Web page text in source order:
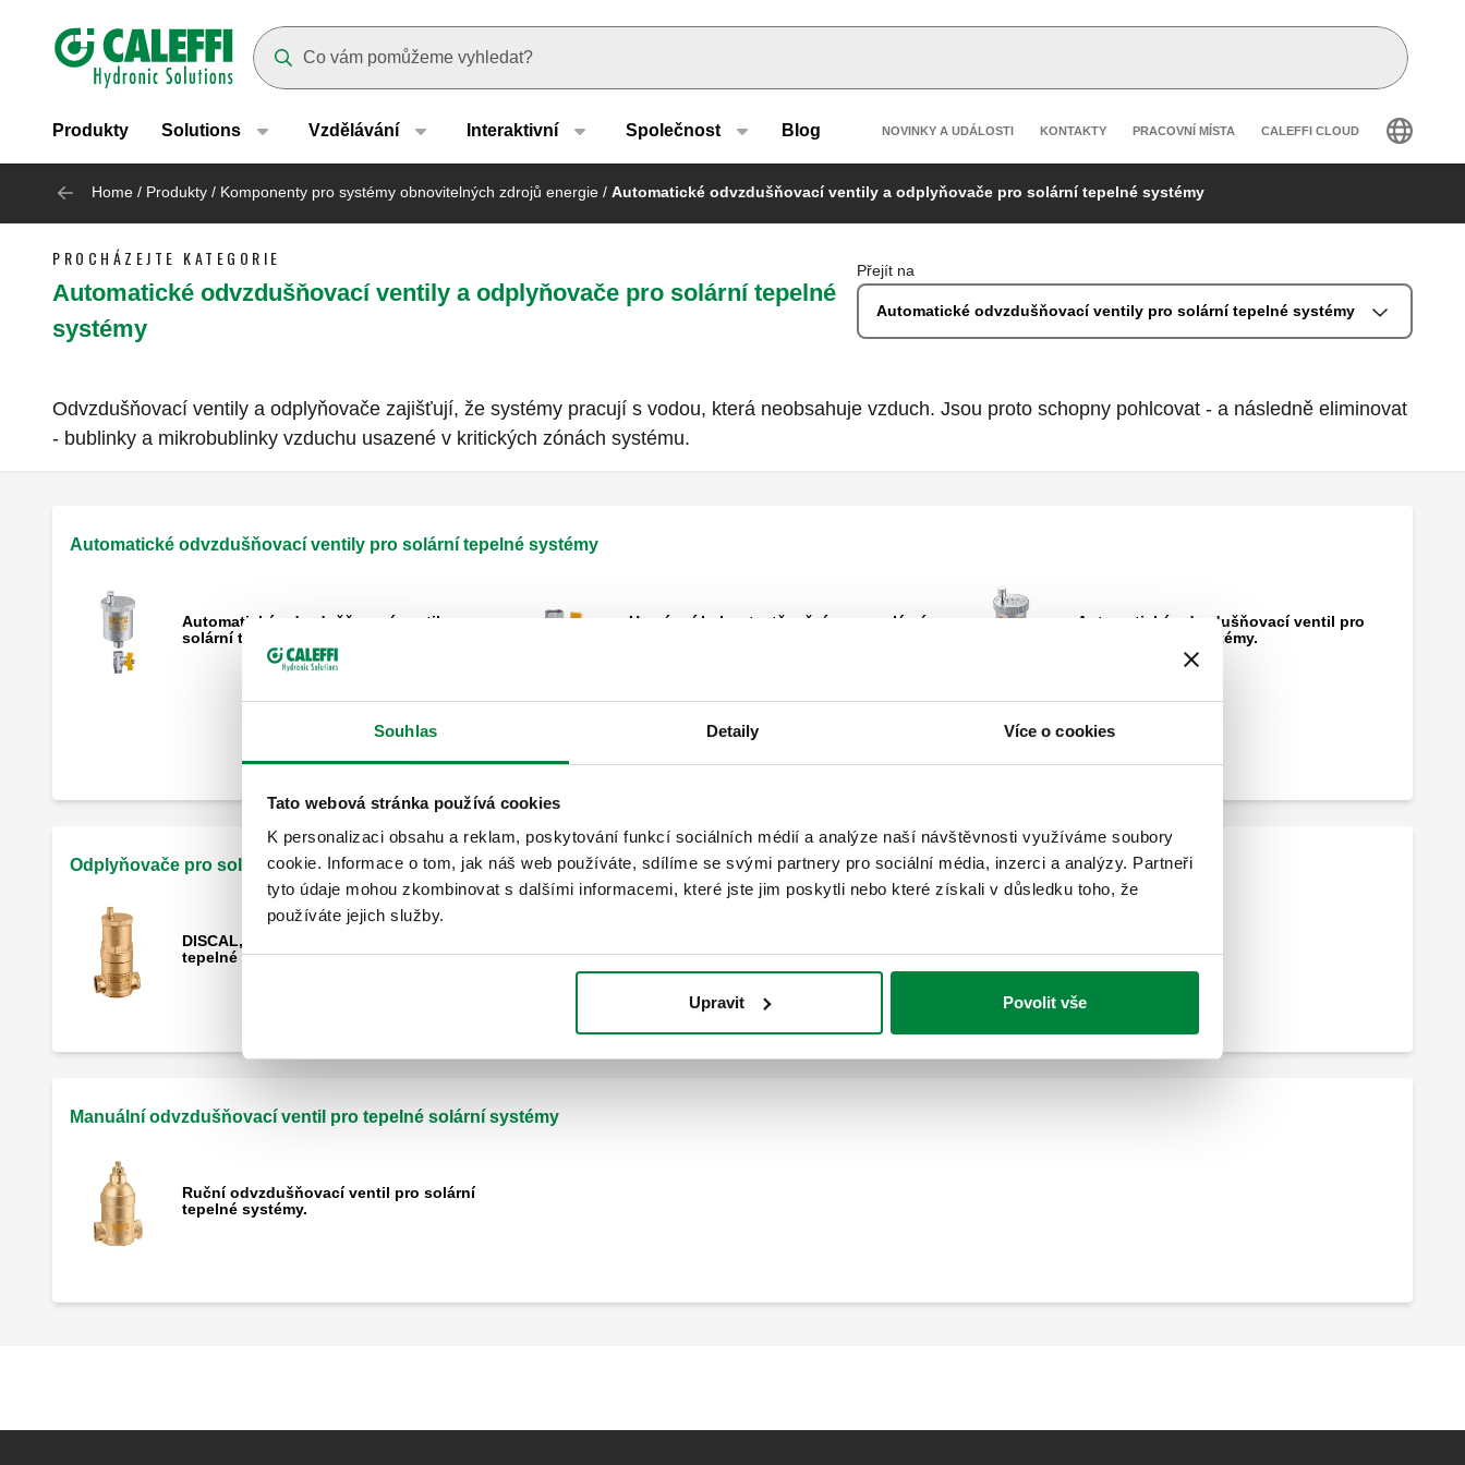
Souhlas Detaily Více o cookies
Tato webová stránka používá cookies
K personalizaci obsahu a reklam, poskytování funkcí sociálních médií a analýze naší návštěvnosti využíváme soubory
cookie. Informace o tom, jak náš web používáte, sdílíme se svými partnery pro sociální média, inzerci a analýzy. Partneři
tyto údaje mohou zkombinovat s dalšími informacemi, které jste jim poskytli nebo které získali v důsledku toho, že
používáte jejich služby.
Upravit Povolit vše
Header main navigation
Produkty Solutions Vzdělávání Interaktivní Společnost Blog Header secondary navigation
NOVINKY A UDÁLOSTI KONTAKTY PRACOVNÍ MÍSTA CALEFFI CLOUD
Home / Produkty / Komponenty pro systémy obnovitelných zdrojů energie / Automatické odvzdušňovací ventily a odplyňovače pro solární tepelné systémy
PROCHÁZEJTE KATEGORIE
Automatické odvzdušňovací ventily a odplyňovače pro solární tepelné
systémy
Přejít na
Automatické odvzdušňovací ventily pro solární tepelné systémy
Odvzdušňovací ventily a odplyňovače zajišťují, že systémy pracují s vodou, která neobsahuje vzduch. Jsou proto schopny pohlcovat - a následně eliminovat
- bublinky a mikrobublinky vzduchu usazené v kritických zónách systému.
Automatické odvzdušňovací ventily pro solární tepelné systémy
Automatický odvzdušňovací ventil pro
solární tepelné systémy.
Uzavírací kohout s těsněním pro solární
Automatický odvzdušňovací ventil pro
solární tepelné systémy.
DISCALAIR, Výkoný automatický
odvzdušňovací ventil pro solární tepelné
systémy.
Rozbalit
Odplyňovače pro solární tepelné systémy
DISCAL, Odvzdušňovač pro solární
tepelné systémy.
tepelné systémy.
Manuální odvzdušňovací ventil pro tepelné solární systémy
Ruční odvzdušňovací ventil pro solární
tepelné systémy.